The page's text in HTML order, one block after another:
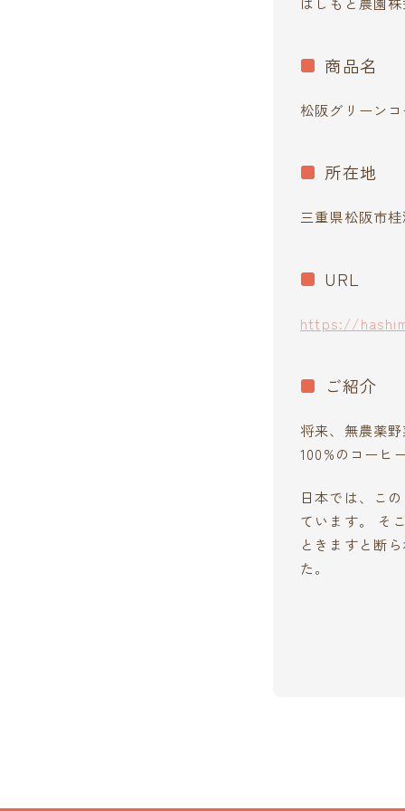
商品名
松阪グリーン
所在地
三重県松阪市
URL
https://
ご紹介
将来、無農薬
100%のコーヒ
日本では、こ
ています。 そ
ときますと断
た。